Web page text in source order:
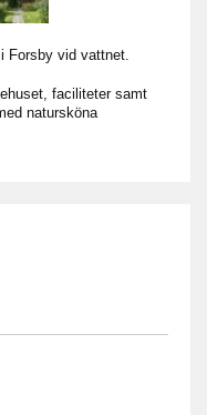
Forsby vid vattnet.
faciliteter samt
natursköna